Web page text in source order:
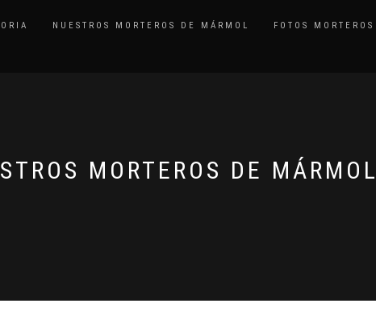
NUESTROS MORTEROS DE MÁRMOL FOTOS MORTEROS
MORTEROS DE MÁRMOL